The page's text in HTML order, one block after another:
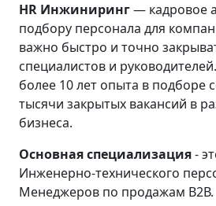
HR Инжиниринг— кадровое
подбору персонала для
важно быстро и точно
специалистов и
более 10 лет опыта в подборе
тысячи закрытых вакансий в
бизнеса.
Основная специализация-
Инженерно-технического
Менеджеров по продажам В2В.